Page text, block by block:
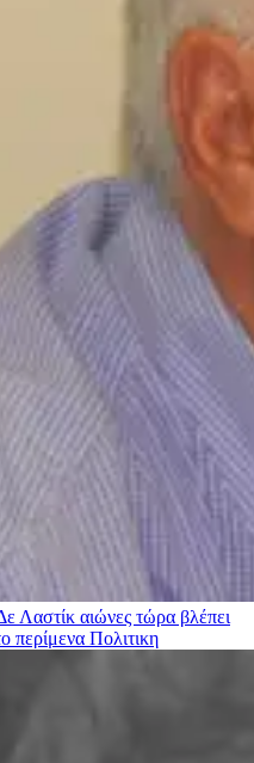
Λαστίκ αιώνες τώρα βλέπει
περίμενα Πολιτικη